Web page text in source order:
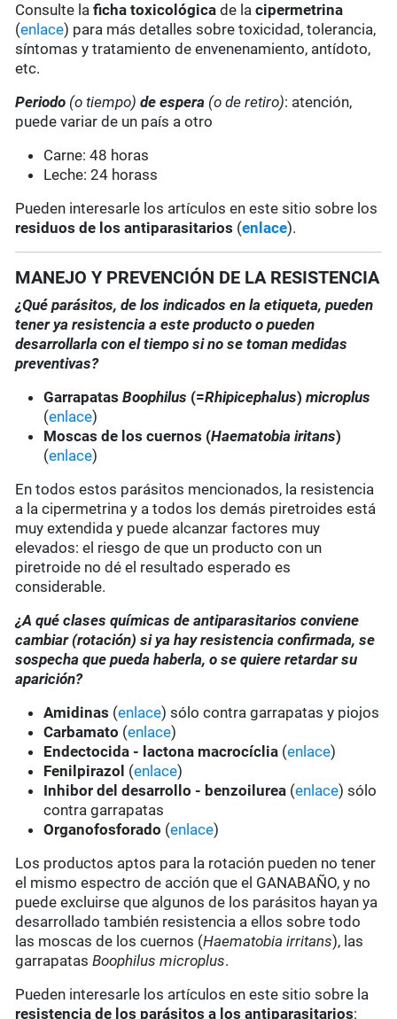
Consulte laficha toxicológica de lacipermetrina
(enlace) para más detalles sobre toxicidad, tolerancia,
síntomas y tratamiento de envenenamiento, antídoto,
etc.
Periodo (o tiempo) de espera (o de retiro): atención,
puede variar de un país a otro
Carne: 48 horas
Leche: 24 horass
Pueden interesarle los artículos en este sitio sobre los
residuos de los antiparasitarios (enlace).
MANEJO Y PREVENCIÓN DE LA RESISTENCIA
¿Qué parásitos, de los indicados en la etiqueta, pueden
tener ya resistencia a este producto o pueden
desarrollarla con el tiempo si no se toman medidas
preventivas?
GarrapatasBoophilus (=Rhipicephalus)microplus
(enlace)
Moscas de los cuernos (Haematobia iritans)
(enlace)
En todos estos parásitos mencionados, la resistencia
a la cipermetrina y a todos los demás piretroides está
muy extendida y puede alcanzar factores muy
elevados: el riesgo de que un producto con un
piretroide no dé el resultado esperado es
considerable.
¿A qué clases químicas de antiparasitarios conviene
cambiar (rotación) si ya hay resistencia confirmada, se
sospecha que pueda haberla, o se quiere retardar su
aparición?
Amidinas (enlace) sólo contra garrapatas y piojos
Carbamato (enlace)
Endectocida - lactona macrocíclia (enlace)
Fenilpirazol (enlace)
Inhibor del desarrollo - benzoilurea (enlace) sólo
contra garrapatas
Organofosforado (enlace)
Los productos aptos para la rotación pueden no tener
el mismo espectro de acción que el GANABAÑO, y no
puede excluirse que algunos de los parásitos hayan ya
desarrollado también resistencia a ellos sobre todo
las moscas de los cuernos (Haematobia irritans), las
garrapatasBoophilus microplus.
Pueden interesarle los artículos en este sitio sobre la
resistencia de los parásitos a los antiparasitarios: